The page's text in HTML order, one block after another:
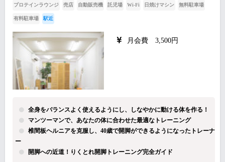
プロテインラウンジ 売店 自動販売機 託児場 Wi-Fi 日焼けマシン 無料駐車場
有料駐車場 駅近
月会費 3,500円
全身をバランスよく使えるようにし、しなやかに動ける体を作る！
マンツーマンで、あなたの体に合わせた最適なトレーニング
椎間板ヘルニアを克服し、40歳で開脚ができるようになったトレーナ
ー
開脚への近道！りくとれ開脚トレーニング完全ガイド